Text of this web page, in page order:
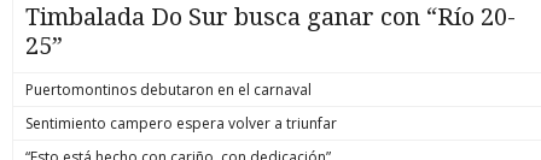
Timbalada Do Sur busca ganar con “Río 20-
25”
Puertomontinos debutaron en el carnaval
Sentimiento campero espera volver a triunfar